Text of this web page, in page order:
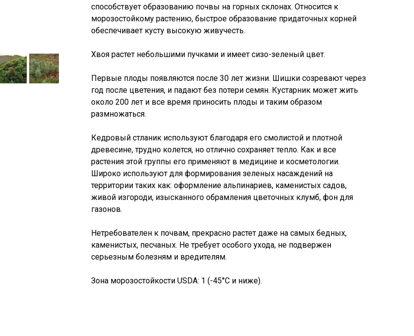
способствует образованию почвы на горных склонах. Относится к
морозостойкому растению, быстрое образование придаточных корней
обеспечивает кусту высокую живучесть.
Хвоя растет небольшими пучками и имеет сизо-зеленый цвет.
Первые плоды появляются после 30 лет жизни. Шишки созревают через
год после цветения, и падают без потери семян. Кустарник может жить
около 200 лет и все время приносить плоды и таким образом
размножаться.
Кедровый стланик используют благодаря его смолистой и плотной
древесине, трудно колется, но отлично сохраняет тепло. Как и все
растения этой группы его применяют в медицине и косметологии.
Широко используют для формирования зеленых насаждений на
территории таких как: оформление альпинариев, каменистых садов,
живой изгороди, изысканного обрамления цветочных клумб, фон для
газонов.
Нетребователен к почвам, прекрасно растет даже на самых бедных,
каменистых, песчаных. Не требует особого ухода, не подвержен
серьезным болезням и вредителям.
Зона морозостойкости USDA: 1 (-45°C и ниже).